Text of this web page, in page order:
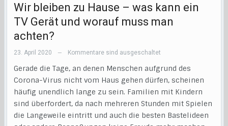
Wir bleiben zu Hause – was kann ein
TV Gerät und worauf muss man
achten?
23. April 2020 — Kommentare sind ausgeschaltet
Gerade die Tage, an denen Menschen aufgrund des
Corona-Virus nicht vom Haus gehen dürfen, scheinen
häufig unendlich lange zu sein. Familien mit Kindern
sind überfordert, da nach mehreren Stunden mit Spielen
die Langeweile eintritt und auch die besten Bastelideen